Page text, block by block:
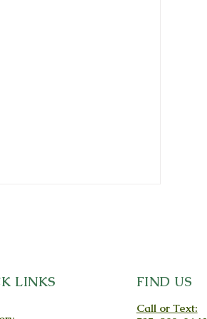
LINKS FIND US
Call or Text: